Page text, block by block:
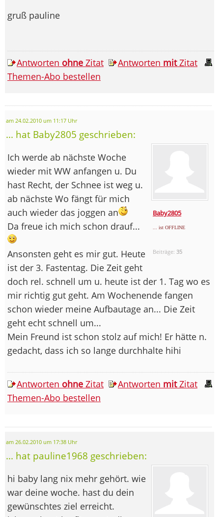
gruß pauline
Antworten ohne Zitat Antworten mitZitat
Themen-Abo bestellen
am 24.02.2010 um 11:17 Uhr
... hat Baby2805 geschrieben:
Baby2805
... ist OFFLINE
Beiträge:35
Ich werde ab nächste Woche
wieder mit WW anfangen u. Du
hast Recht, der Schnee ist weg u.
ab nächste Wo fängt für mich
auch wieder das joggen an
Da freue ich mich schon drauf...
Ansonsten geht es mir gut. Heute
ist der 3. Fastentag. Die Zeit geht
doch rel. schnell um u. heute ist der 1. Tag wo es
mir richtig gut geht. Am Wochenende fangen
schon wieder meine Aufbautage an... Die Zeit
geht echt schnell um...
Mein Freund ist schon stolz auf mich! Er hätte n.
gedacht, dass ich so lange durchhalte hihi
Antworten ohne Zitat Antworten mitZitat
Themen-Abo bestellen
am 26.02.2010 um 17:38 Uhr
... hat pauline1968 geschrieben:
hi baby lang nix mehr gehört. wie
war deine woche. hast du dein
gewünschtes ziel erreicht.